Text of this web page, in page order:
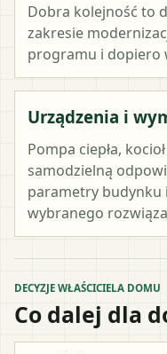
Dobra kolejność to
zakresie
programu i dopiero
Urządzenia i
Pompa ciepła,
samodzielną
parametry budynku
wybranego
DECYZJE WŁAŚCICIELA DOMU
Co dalej dla